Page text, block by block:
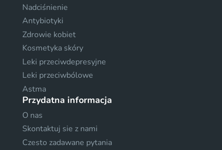
Nadciśnienie
Antybiotyki
Zdrowie kobiet
Kosmetyka skóry
Leki przeciwdepresyjne
Leki przeciwbólowe
Astma
Przydatna informacja
O nas
Skontaktuj sie z nami
Czesto zadawane pytania